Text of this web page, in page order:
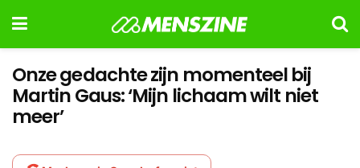
Onze gedachte zijn momenteel bij
Martin Gaus: ‘Mijn lichaam wilt niet
meer’